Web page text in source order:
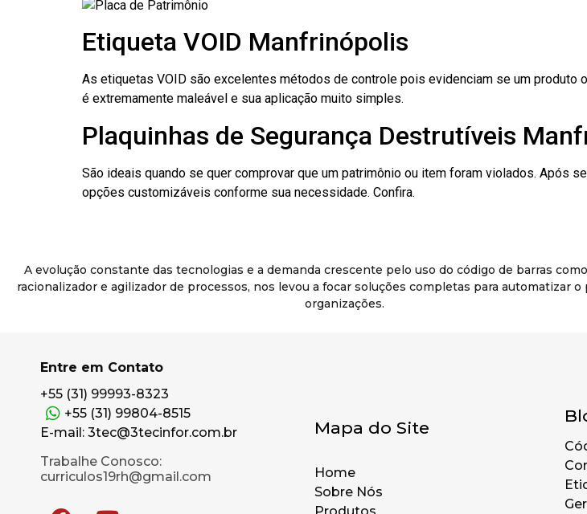
Etiqueta VOID Manfrinópolis
As etiquetas VOID são excelentes métodos de controle pois evidenciam se um produto
é extremamente maleável e sua aplicação muito simples.
Plaquinhas de Segurança Destrutíveis
São ideais quando se quer comprovar que um patrimônio ou item foram violados. Após
opções customizáveis conforme sua necessidade. Confira.
A evolução constante das tecnologias e a demanda crescente pelo uso do código de barras
racionalizador e agilizador de processos, nos levou a focar soluções completas para automatizar
organizações.
Entre em Contato
+55 (31) 99993-8323
+55 (31) 99804-8515
E-mail: 3tec@3tecinfor.com.br
Trabalhe Conosco:
curriculos19rh@gmail.com
Mapa do Site
Home
Sobre Nós